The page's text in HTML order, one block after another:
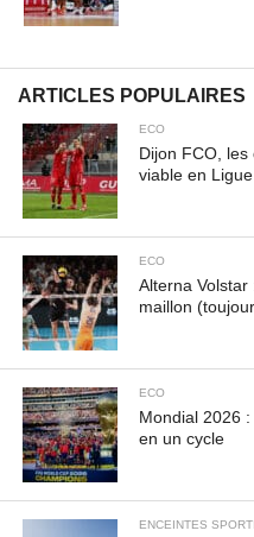
auctor. Aenean feugiat,
Nullam vitae est a risus
magna scelerisque
odio, vitae accumsan odio.
ARTICLES POPULAIRES
ECO
Dijon FCO, les
viable en
ECO
Alterna
maillon
ECO
Mondial 2026
en un cycle
ENCEINTES